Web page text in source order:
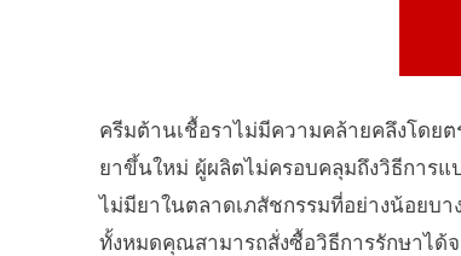
ครีมต้านเชื้อราไม่มีความคล้ายคลึงโดย
ยาขึ้นใหม่ ผู้ผลิตไม่ครอบคลุมถึงวิธีการ
ไม่มียาในตลาดเภสัชกรรมที่อย่างน้อยบ
ทั้งหมดคุณสามารถสั่งซื้อวิธีการรักษาได้